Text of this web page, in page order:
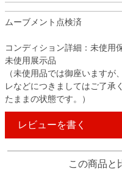
ムーブメント点検済
コンディション詳細：未使用
未使用展示品
（未使用品では御座います
レなどにつきましてはご了
たままの状態です。）
レビューを書く
この商品と